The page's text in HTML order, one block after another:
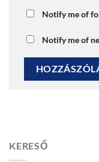
Notify me of
Notify me of
KERESŐ